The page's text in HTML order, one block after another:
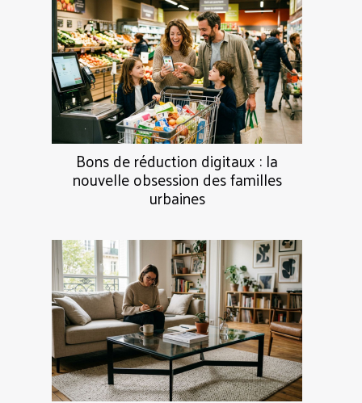
Bons de réduction digitaux : la
nouvelle obsession des familles
urbaines